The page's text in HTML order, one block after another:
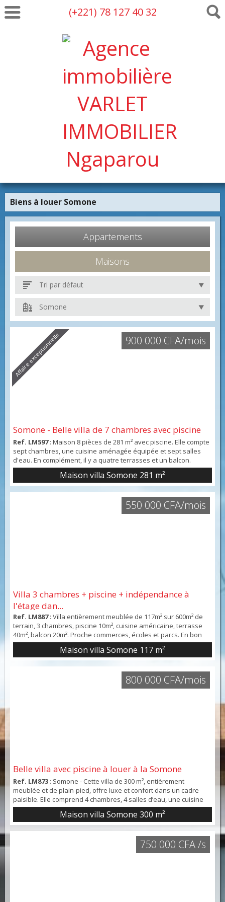
(+221) 78 127 40 32
Biens à louer Somone
Appartements
Maisons
Tri par défaut
Somone
Affaire exceptionnelle
Somone - Belle villa de 7 chambres avec piscine
Ref. LM597: Maison 8 pièces de 281 m² avec piscine. Elle compte
sept chambres, une cuisine aménagée équipée et sept salles
d'eau. En complément, il y a quatre terrasses et un balcon.
Intérieur en bon état. Vue sur un jardin.
Maison villa Somone 281 m²
900 000 CFA/mois
Villa 3 chambres + piscine + indépendance à
l'étage dan...
Ref. LM887: Villa entièrement meublée de 117m² sur 600m² de
terrain, 3 chambres, piscine 10m², cuisine américaine, terrasse
40m², balcon 20m². Proche commerces, écoles et parcs. En bon
état. Contactez Varlet Immobilier au +33 1 23 45 67 89.
Maison villa Somone 117 m²
550 000 CFA/mois
Belle villa avec piscine à louer à la Somone
Ref. LM873 : Somone - Cette villa de 300 m², entièrement
meublée et de plain-pied, offre luxe et confort dans un cadre
paisible. Elle comprend 4 chambres, 4 salles d’eau, une cuisine
aménagée indépendante, une terrasse de 30 m² et une piscine
privée. En excellent état, avec des finitions soignées et un
charme traditionnel grâce à ses portes à simple vitrage, elle est
Maison villa Somone 300 m²
800 000 CFA/mois
750 000 CFA /s